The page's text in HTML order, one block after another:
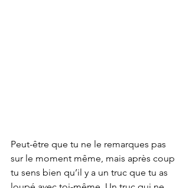
Peut-être que tu ne le remarques pas
sur le moment même, mais après coup
tu sens bien qu’il y a un truc que tu as